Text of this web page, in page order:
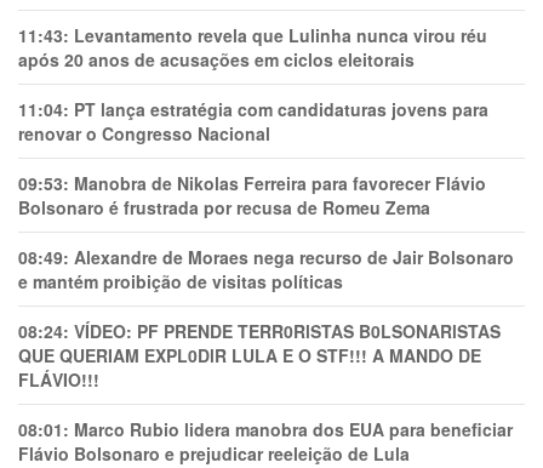
11:43: Levantamento revela que Lulinha nunca virou réu
após 20 anos de acusações em ciclos eleitorais
11:04: PT lança estratégia com candidaturas jovens para
renovar o Congresso Nacional
09:53: Manobra de Nikolas Ferreira para favorecer Flávio
Bolsonaro é frustrada por recusa de Romeu Zema
08:49: Alexandre de Moraes nega recurso de Jair Bolsonaro
e mantém proibição de visitas políticas
08:24: VÍDEO: PF PRENDE TERR0RlSTAS B0LSONARlSTAS
QUE QUERIAM EXPL0DlR LULA E O STF!!! A MANDO DE
FLÁVIO!!!
08:01: Marco Rubio lidera manobra dos EUA para beneficiar
Flávio Bolsonaro e prejudicar reeleição de Lula